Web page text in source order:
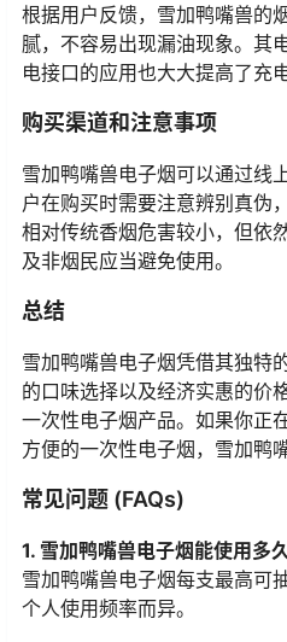
根据用户反馈，雪加鸭嘴兽的
腻，不容易出现漏油现象。其
电接口的应用也大大提高了充
购买渠道和注意事项
雪加鸭嘴兽电子烟可以通过线
户在购买时需要注意辨别真伪
相对传统香烟危害较小，但依
及非烟民应当避免使用。
总结
雪加鸭嘴兽电子烟凭借其独特
的口味选择以及经济实惠的价
一次性电子烟产品。如果你正
方便的一次性电子烟，雪加鸭
常见问题 (FAQs)
1. 雪加鸭嘴兽电子烟能使用多久
雪加鸭嘴兽电子烟每支最高可
个人使用频率而异。